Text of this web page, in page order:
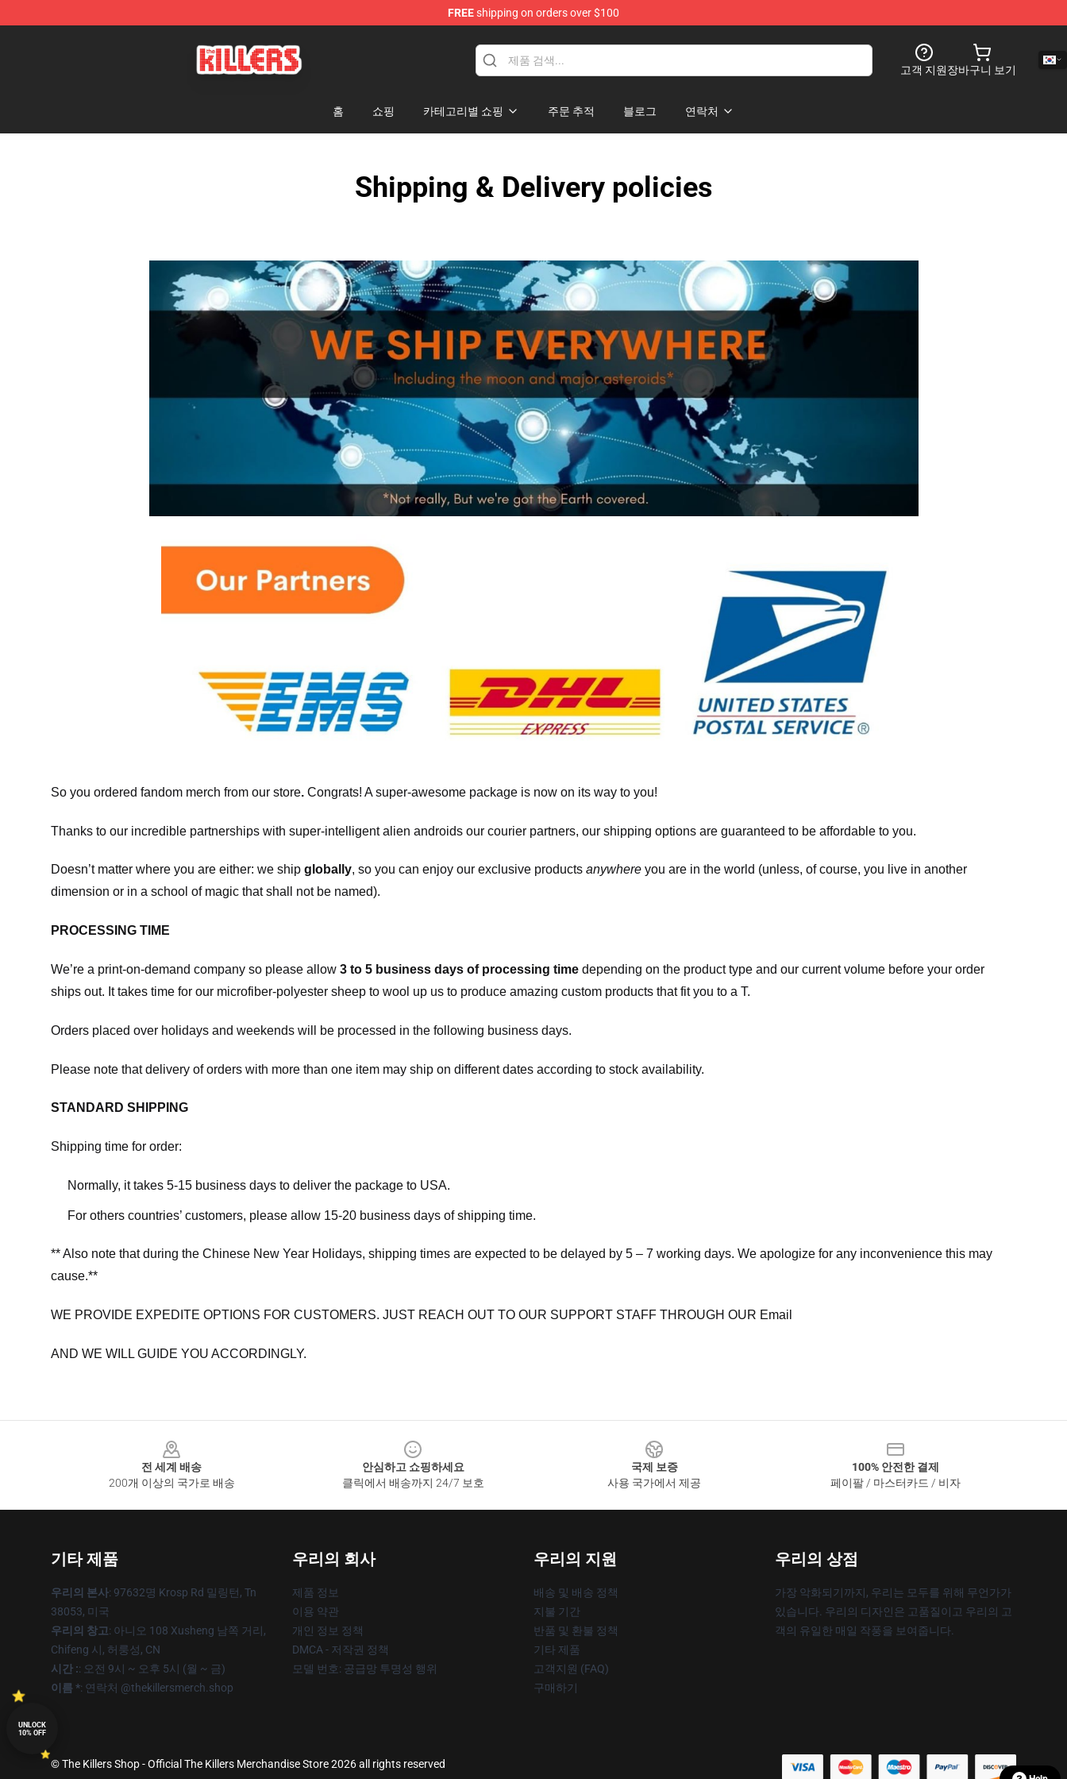
FREEshipping on orders over $100
고객 지원장바구니 보기
홈 쇼핑 카테고리별 쇼핑 주문 추적 블로그 연락처
Shipping & Delivery policies
So you ordered fandom merch from our store. Congrats! A super-awesome package is now on its way to you!
Thanks to our incredible partnerships with super-intelligent alien androids our courier partners, our shipping options are guaranteed to be affordable to you.
Doesn’t matter where you are either: we ship globally, so you can enjoy our exclusive products anywhere you are in the world (unless, of course, you live in another
dimension or in a school of magic that shall not be named).
PROCESSING TIME
We’re a print-on-demand company so please allow 3 to 5 business days of processing time depending on the product type and our current volume before your order
ships out. It takes time for our microfiber-polyester sheep to wool up us to produce amazing custom products that fit you to a T.
Orders placed over holidays and weekends will be processed in the following business days.
Please note that delivery of orders with more than one item may ship on different dates according to stock availability.
STANDARD SHIPPING
Shipping time for order:
Normally, it takes 5-15 business days to deliver the package to USA.
For others countries’ customers, please allow 15-20 business days of shipping time.
** Also note that during the Chinese New Year Holidays, shipping times are expected to be delayed by 5 – 7 working days. We apologize for any inconvenience this may
cause.**
WE PROVIDE EXPEDITE OPTIONS FOR CUSTOMERS. JUST REACH OUT TO OUR SUPPORT STAFF THROUGH OUR Email
AND WE WILL GUIDE YOU ACCORDINGLY.
전 세계 배송
200개 이상의 국가로 배송
안심하고 쇼핑하세요
클릭에서 배송까지 24/7 보호
국제 보증
사용 국가에서 제공
100% 안전한 결제
페이팔 / 마스터카드 / 비자
기타 제품
우리의 본사: 97632명 Krosp Rd 밀링턴, Tn
38053, 미국
우리의 창고: 아니오 108 Xusheng 남쪽 거리,
Chifeng 시, 허룽성, CN
시간 :: 오전 9시 ~ 오후 5시 (월 ~ 금)
이름 *: 연락처 @thekillersmerch.shop
우리의 회사
제품 정보
이용 약관
개인 정보 정책
DMCA - 저작권 정책
모델 번호: 공급망 투명성 행위
우리의 지원
배송 및 배송 정책
지불 기간
반품 및 환불 정책
기타 제품
고객지원 (FAQ)
구매하기
우리의 상점
가장 악화되기까지, 우리는 모두를 위해 무언가가
있습니다. 우리의 디자인은 고품질이고 우리의 고
객의 유일한 매일 작풍을 보여줍니다.
© The Killers Shop - Official The Killers Merchandise Store 2026 all rights reserved
UNLOCK
10% OFF